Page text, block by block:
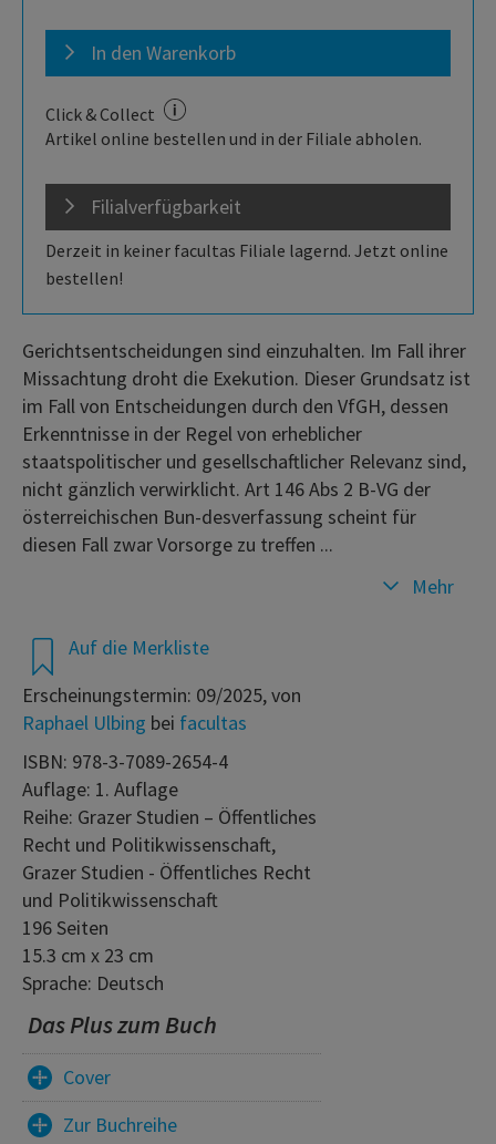
In den Warenkorb
Click & Collect
Artikel online bestellen und in der Filiale abholen.
Filialverfügbarkeit
Derzeit in keiner facultas Filiale lagernd. Jetzt online
bestellen!
Auf die Merkliste
Erscheinungstermin: 09/2025, von
Raphael Ulbing bei facultas
ISBN: 978-3-7089-2654-4
Auflage: 1. Auflage
Reihe: Grazer Studien – Öffentliches
Recht und Politikwissenschaft,
Grazer Studien - Öffentliches Recht
und Politikwissenschaft
196 Seiten
15.3 cm x 23 cm
Sprache: Deutsch
Das Plus zum Buch
Cover
Zur Buchreihe
Gerichtsentscheidungen sind einzuhalten. Im Fall ihrer
Missachtung droht die Exekution. Dieser Grundsatz ist
im Fall von Entscheidungen durch den VfGH, dessen
Erkenntnisse in der Regel von erheblicher
staatspolitischer und gesellschaftlicher Relevanz sind,
nicht gänzlich verwirklicht. Art 146 Abs 2 B-VG der
österreichischen Bun-desverfassung scheint für
diesen Fall zwar Vorsorge zu treffen ...
Mehr